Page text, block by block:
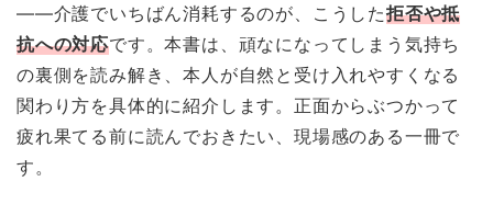
——介護でいちばん消耗するのが、こうした拒否や抵
抗への対応です。本書は、頑なになってしまう気持ち
の裏側を読み解き、本人が自然と受け入れやすくなる
関わり方を具体的に紹介します。正面からぶつかって
疲れ果てる前に読んでおきたい、現場感のある一冊で
す。